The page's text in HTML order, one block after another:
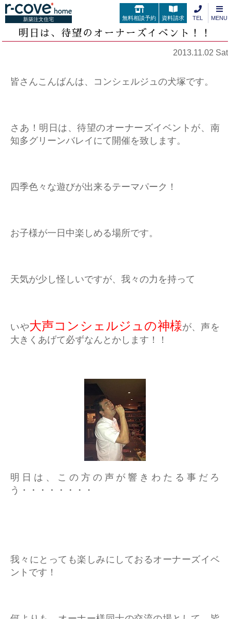
新築注文住宅 無料相談予約 資料請求 TEL MENU
明日は、待望のオーナーズイベント！！
2013.11.02 Sat
皆さんこんばんは、コンシェルジュの犬塚です。
さあ！明日は、待望のオーナーズイベントが、南
知多グリーンバレイにて開催を致します。
四季色々な遊びが出来るテーマパーク！
お子様が一日中楽しめる場所です。
天気が少し怪しいですが、我々の力を持って
いや大声コンシェルジュの神様が、声を
大きくあげて必ずなんとかします！！
明日は、この方の声が響きわたる事だろ
う・・・・・・・・
我々にとっても楽しみにしておるオーナーズイベ
ントです！